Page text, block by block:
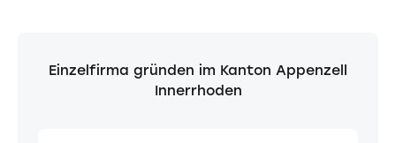
Einzelfirma gründen im Kanton Appenzell
Innerrhoden